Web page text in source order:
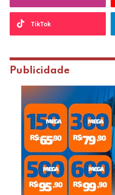
TikTok
Publicidade